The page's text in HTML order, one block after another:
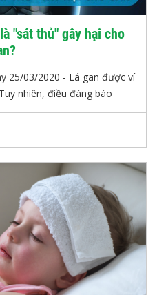
"sát thủ" gây hại cho
25/03/2020 - Lá gan được ví
nhiên, điều đáng báo
người hiện nay đang gây
khỏe của lá gan, làm ảnh